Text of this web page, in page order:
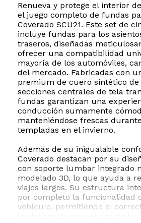
Renueva y protege el interior
el juego completo de fundas
Coverado SCU21. Este set de
incluye fundas para los
traseros, diseñadas
ofrecer una compatibilidad
mayoría de los automóviles,
del mercado. Fabricadas con
premium de cuero sintético
secciones centrales de tela
fundas garantizan una
conducción sumamente
manteniéndose frescas
templadas en el invierno.
Además de su inigualable
Coverado destacan por su
con soporte lumbar integrado
modelado 3D, lo que ayuda a
viajes largos. Su estructura
por completo la funcionalidad
vehículo, permitiendo el